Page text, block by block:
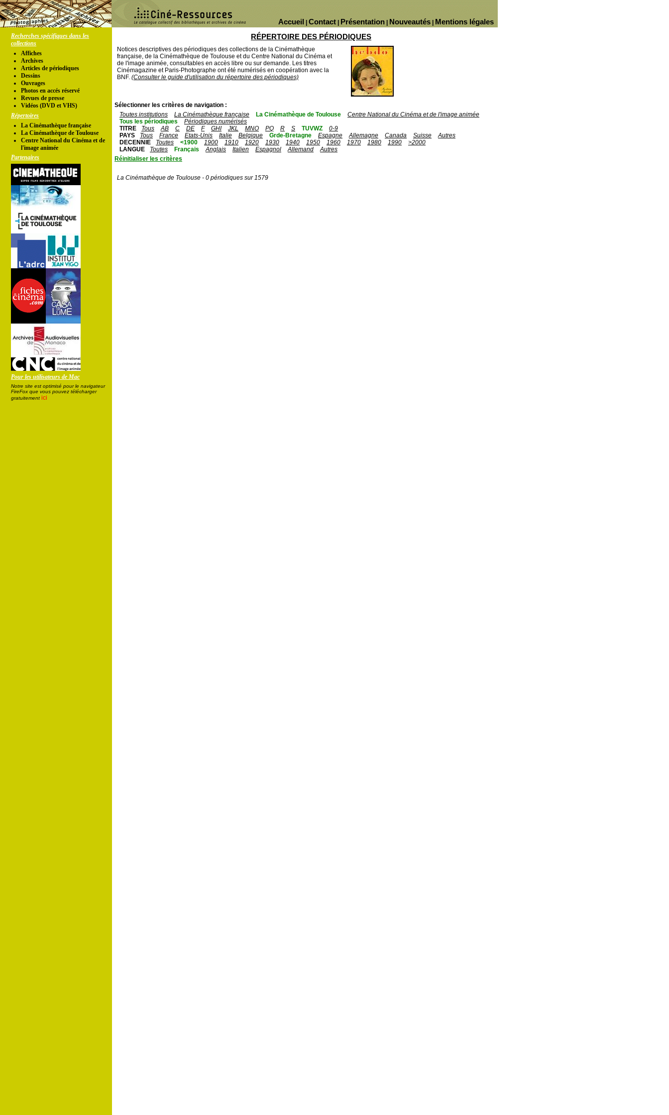
Mentions légales
Nouveautés
Présentation
Contact
Accueil
Recherches spécifiques dans les
collections
Affiches
Archives
Articles de périodiques
Dessins
Ouvrages
Photos en accés réservé
Revues de presse
Vidéos (DVD et VHS)
Répertoires
La Cinémathèque française
La Cinémathèque de Toulouse
Centre National du Cinéma et de
l'image animée
Partenaires
Pour les utilisateurs de Mac
Notre site est optimisé pour le navigateur
FireFox que vous pouvez télécharger
gratuitement ici
RÉPERTOIRE DES PÉRIODIQUES
Notices descriptives des périodiques des collections de la Cinémathèque
française, de la Cinémathèque de Toulouse et du Centre National du Cinéma et
de l'image animée, consultables en accès libre ou sur demande. Les titres
Cinémagazine et Paris-Photographe ont été numérisés en coopération avec la
BNF. (Consulter le guide d'utilisation du répertoire des périodiques)
Sélectionner les critères de navigation :
Toutes institutions
La Cinémathèque française La Cinémathèque de Toulouse
Centre National du Cinéma et de l'image animée
Tous les périodiques
Périodiques numérisés
TITRE
Tous AB C DE F GHI JKL MNO PQ R S TUVWZ
0-9
PAYS
Tous France Etats-Unis Italie Belgique Grde-Bretagne Espagne Allemagne Canada Suisse
Autres
DECENNIE
Toutes <1900 1900 1910 1920 1930 1940 1950 1960 1970 1980 1990
>2000
LANGUE
Toutes Français Anglais Italien Espagnol Allemand
Autres
Réinitialiser les critères
La Cinémathèque de Toulouse - 0 périodiques sur 1579